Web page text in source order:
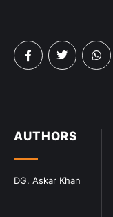
AUTHORS
DG. Askar Khan